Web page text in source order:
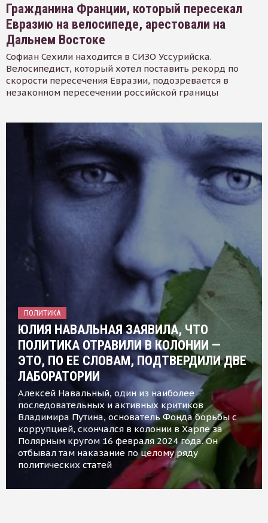
Гражданина Франции, который пересекал
Евразию на велосипеде, арестовали на
Дальнем Востоке
Софиан Сехили находится в СИЗО Уссурийска.
Велосипедист, который хотел поставить рекорд по
скорости пересечения Евразии, подозревается в
незаконном пересечении российской границы
ПОЛИТИКА
ЮЛИЯ НАВАЛЬНАЯ ЗАЯВИЛА, ЧТО
ПОЛИТИКА ОТРАВИЛИ В КОЛОНИИ —
ЭТО, ПО ЕЕ СЛОВАМ, ПОДТВЕРДИЛИ ДВЕ
ЛАБОРАТОРИИ
Алексей Навальный, один из наиболее
последовательных и активных критиков
Владимира Путина, основатель Фонда борьбы с
коррупцией, скончался в колонии в Харпе за
Полярным кругом 16 февраля 2024 года. Он
отбывал там наказание по целому ряду
политических статей